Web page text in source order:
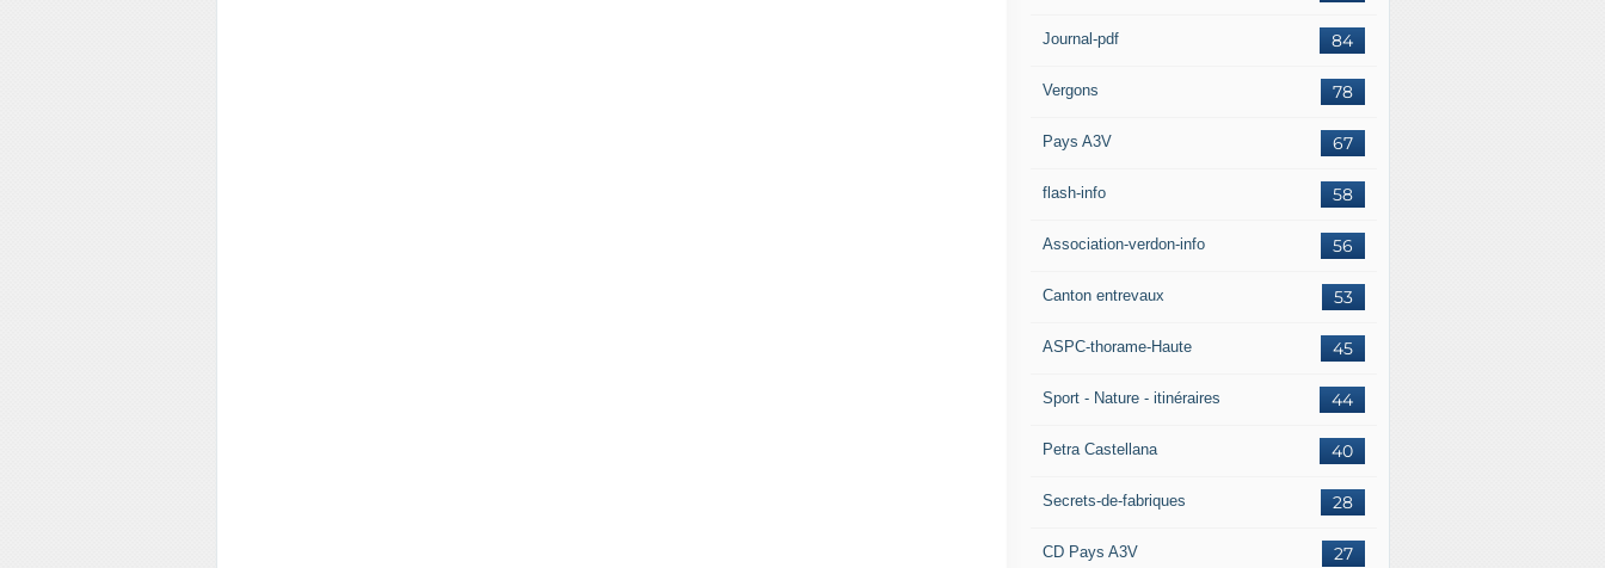
84
Journal-pdf
78
Vergons
67
Pays A3V
58
flash-info
56
Association-verdon-info
53
Canton entrevaux
45
ASPC-thorame-Haute
44
Sport - Nature - itinéraires
40
Petra Castellana
28
Secrets-de-fabriques
27
CD Pays A3V